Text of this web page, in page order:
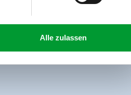
Alle zulassen